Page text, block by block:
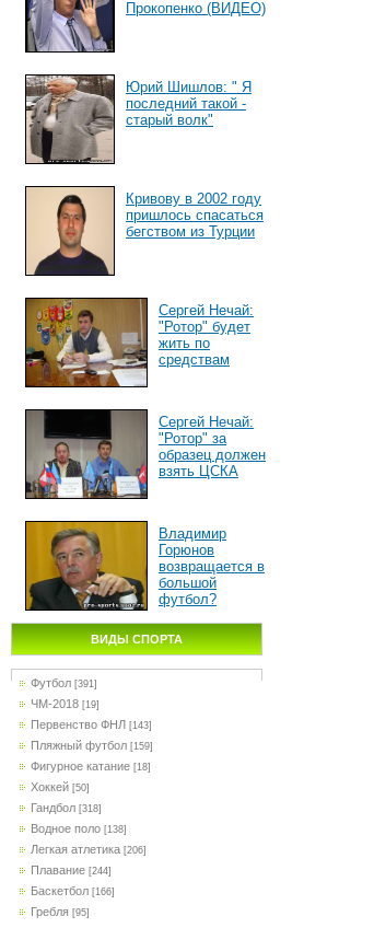
Прокопенко (ВИДЕО)
Юрий Шишлов: " Я
последний такой -
старый волк"
Кривову в 2002 году
пришлось спасаться
бегством из Турции
Сергей Нечай:
"Ротор" будет
жить по
средствам
Сергей Нечай:
"Ротор" за
образец должен
взять ЦСКА
Владимир
Горюнов
возвращается в
большой
футбол?
ВИДЫ СПОРТА
Футбол [391]
ЧМ-2018 [19]
Первенство ФНЛ [143]
Пляжный футбол [159]
Фигурное катание [18]
Хоккей [50]
Гандбол [318]
Водное поло [138]
Легкая атлетика [206]
Плавание [244]
Баскетбол [166]
Гребля [95]